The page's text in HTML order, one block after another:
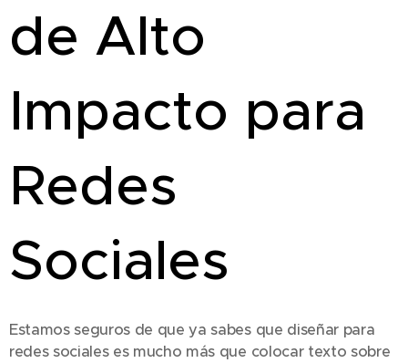
de Alto
Impacto para
Redes
Sociales
Estamos seguros de que ya sabes que diseñar para
redes sociales es mucho más que colocar texto sobre